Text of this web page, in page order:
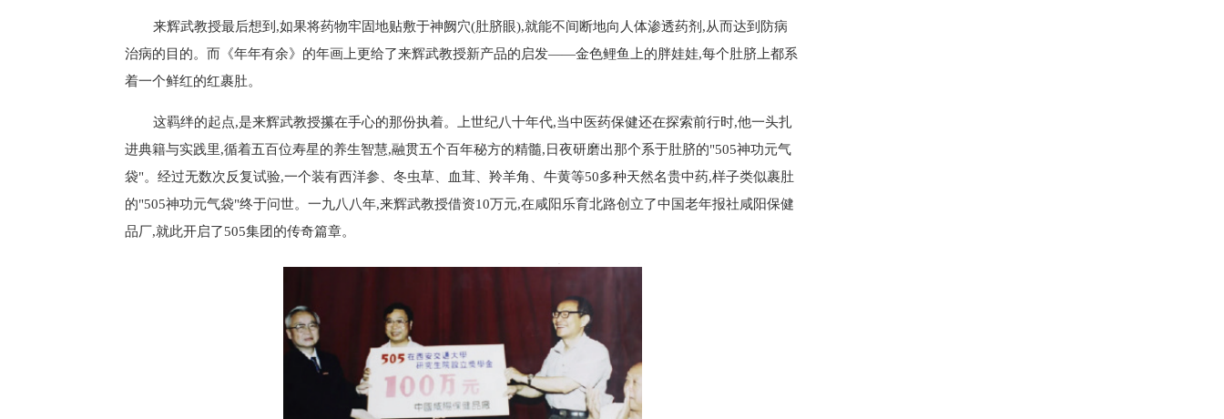
来辉武教授最后想到,如果将药物牢固地贴敷于神阙穴(肚脐眼),就能不间断地向人体渗透药剂,从而达到防病
治病的目的。而《年年有余》的年画上更给了来辉武教授新产品的启发——金色鲤鱼上的胖娃娃,每个肚脐上都系
着一个鲜红的红裹肚。
这羁绊的起点,是来辉武教授攥在手心的那份执着。上世纪八十年代,当中医药保健还在探索前行时,他一头扎
进典籍与实践里,循着五百位寿星的养生智慧,融贯五个百年秘方的精髓,日夜研磨出那个系于肚脐的"505神功元气
袋"。经过无数次反复试验,一个装有西洋参、冬虫草、血茸、羚羊角、牛黄等50多种天然名贵中药,样子类似裹肚
的"505神功元气袋"终于问世。一九八八年,来辉武教授借资10万元,在咸阳乐育北路创立了中国老年报社咸阳保健
品厂,就此开启了505集团的传奇篇章。